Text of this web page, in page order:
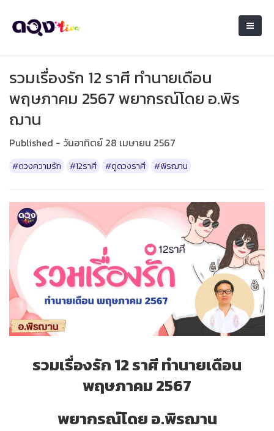
รวมเรื่องรัก 12 ราศี ทำนายเดือน
พฤษภาคม 2567 พยากรณ์โดย อ.พิร
ฌาน
Published - วันอาทิตย์ 28 เมษายน 2567
#ดวงความรัก #12ราศี #ดูดวงราศี #พิรฌาน
รวมเรื่องรัก 12 ราศี ทำนายเดือน
พฤษภาคม 2567
พยากรณ์โดย อ.พิรฌาน